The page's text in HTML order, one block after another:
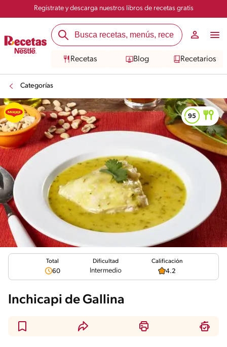
Registrate y descarga nuestros libros de recetas gratis
Recetas Blog Recetarios
Categorías
Total
60
Dificultad
Intermedio
Calificación
4.2
Inchicapi de Gallina